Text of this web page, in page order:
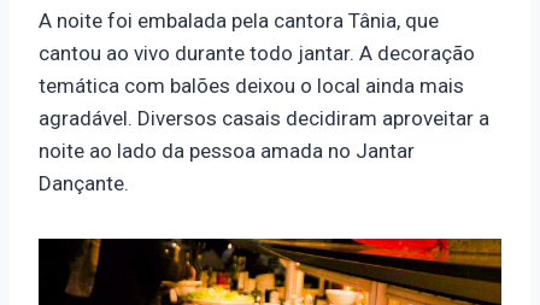
A noite foi embalada pela cantora Tânia, que
cantou ao vivo durante todo jantar. A decoração
temática com balões deixou o local ainda mais
agradável. Diversos casais decidiram aproveitar a
noite ao lado da pessoa amada no Jantar
Dançante.